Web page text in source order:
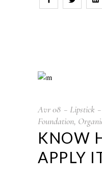
Avr08 Lipstick
Foundation,
KNOW
APPLY